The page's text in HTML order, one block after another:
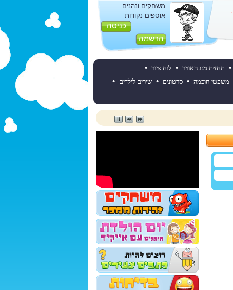
משחקים ונהנים
אוספים נקודות
כניסה
הרשמה
• תחזית מזג האוויר • לוח ציור •
משפטי חוכמה • סרטונים • שירים לילדים •